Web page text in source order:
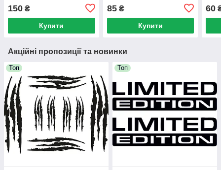
змінити.
150 ₴
Купити
85₴
Купити
60
Акційні пропозиції та новинки
Топ Топ